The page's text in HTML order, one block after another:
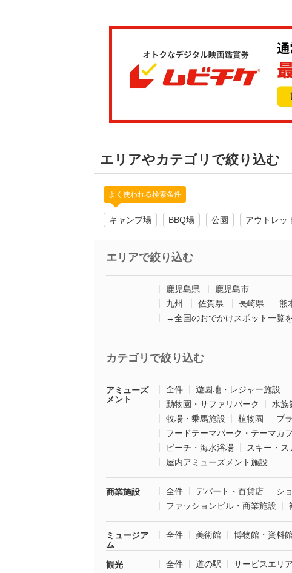
エリアやカテゴリで絞り込む
よく使われる検索条件
キャンプ場 BBQ場 公園 アウトレッ
エリアで絞り込む
鹿児島県
鹿児島市
九州
佐賀県 長崎県 熊
→全国のおでかけスポット一覧
カテゴリで絞り込む
アミューズ
メント
全件 遊園地・レジャー施設
動物園・サファリパーク
水族
牧場・乗馬施設
植物園 プ
フードテーマパーク・テーマカ
ビーチ・海水浴場
スキー・
屋内アミューズメント施設
商業施設 全件 デパート・百貨店 シ
ファッションビル・商業施設
ミュージア
ム
全件 美術館 博物館・資料
観光 全件 道の駅 サービスエリ